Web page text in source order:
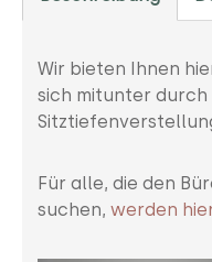
Wir bieten Ihnen
sich mitunter
Für alle, die den
suchen, werden